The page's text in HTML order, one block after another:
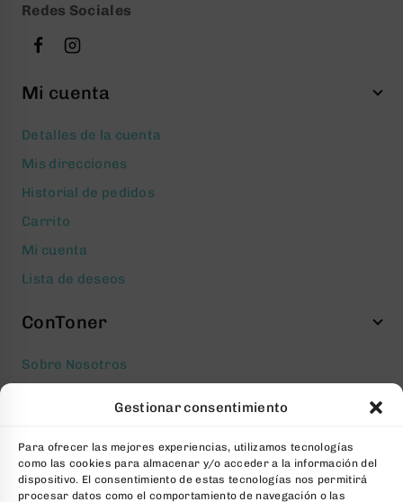
Gestionar consentimiento
Para ofrecer las mejores experiencias, utilizamos tecnologías
como las cookies para almacenar y/o acceder a la información del
dispositivo. El consentimiento de estas tecnologías nos permitirá
procesar datos como el comportamiento de navegación o las
Redes Sociales
Mi cuenta
Detalles de la cuenta
Mis direcciones
Historial de pedidos
Carrito
Mi cuenta
Lista de deseos
ConToner
Sobre Nosotros
Política de cookies
Condiciones generales Contratación